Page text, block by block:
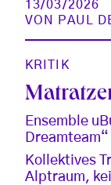
13/03/2026
VON
PAUL
KRITIK
Ensemble
Kollektives
Alptraum,